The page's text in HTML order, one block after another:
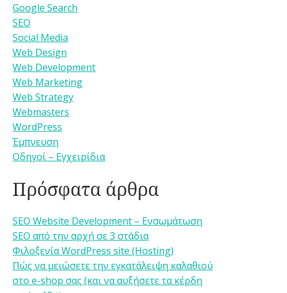
Google Search
SEO
Social Media
Web Design
Web Development
Web Marketing
Web Strategy
Webmasters
WordPress
Έμπνευση
Οδηγοί – Εγχειρίδια
Πρόσφατα άρθρα
SEO Website Development – Ενσωμάτωση
SEO από την αρχή σε 3 στάδια
Φιλοξενία WordPress site (Hosting)
Πώς να μειώσετε την εγκατάλειψη καλαθιού
στο e-shop σας (και να αυξήσετε τα κέρδη